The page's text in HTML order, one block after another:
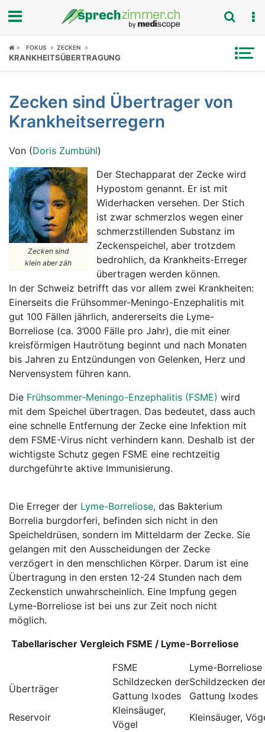
Fokus
Symptome
Ratgeber
Rubriken
FOKUS ZECKEN
KRANKHEITSÜBERTRAGUNG
Zecken sind Übertrager von
Krankheitserregern
Von (Doris Zumbühl)
Zecken sind
klein aber zäh
Der Stechapparat der Zecke wird
Hypostom genannt. Er ist mit
Widerhacken versehen. Der Stich
ist zwar schmerzlos wegen einer
schmerzstillenden Substanz im
Zeckenspeichel, aber trotzdem
bedrohlich, da Krankheits-Erreger
übertragen werden können.
In der Schweiz betrifft das vor allem zwei Krankheiten:
Einerseits die Frühsommer-Meningo-Enzephalitis mit
gut 100 Fällen jährlich, andererseits die Lyme-
Borreliose (ca. 3’000 Fälle pro Jahr), die mit einer
kreisförmigen Hautrötung beginnt und nach Monaten
bis Jahren zu Entzündungen von Gelenken, Herz und
Nervensystem führen kann.
Die Frühsommer-Meningo-Enzephalitis (FSME) wird
mit dem Speichel übertragen. Das bedeutet, dass auch
eine schnelle Entfernung der Zecke eine Infektion mit
dem FSME-Virus nicht verhindern kann. Deshalb ist der
wichtigste Schutz gegen FSME eine rechtzeitig
durchgeführte aktive Immunisierung.
Die Erreger der Lyme-Borreliose, das Bakterium
Borrelia burgdorferi, befinden sich nicht in den
Speicheldrüsen, sondern im Mitteldarm der Zecke. Sie
gelangen mit den Ausscheidungen der Zecke
verzögert in den menschlichen Körper. Darum ist eine
Übertragung in den ersten 12-24 Stunden nach dem
Zeckenstich unwahrscheinlich. Eine Impfung gegen
Lyme-Borreliose ist bei uns zur Zeit noch nicht
möglich.
Tabellarischer Vergleich FSME / Lyme-Borreliose
FSME
Lyme-Borreliose
Überträger
Schildzecken der
Gattung Ixodes
Schildzecken
Gattung Ixodes
Reservoir
Kleinsäuger,
Vögel
Kleinsäuger,